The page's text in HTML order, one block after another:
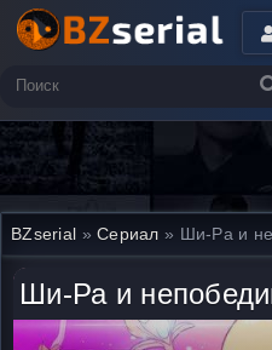
BZserial »Сериал » Ши-Ра и
Ши-Ра и